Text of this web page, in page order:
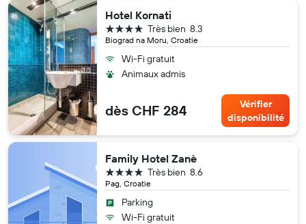
Hotel Kornati
Biograd na Moru, Croatie
8.3
Très bien
4 étoiles
Wi-Fi gratuit
Animaux admis
dès CHF 284
Vérifier
disponibilité
Family Hotel Zanè
Pag, Croatie
8.6
Très bien
4 étoiles
Parking
Wi-Fi gratuit